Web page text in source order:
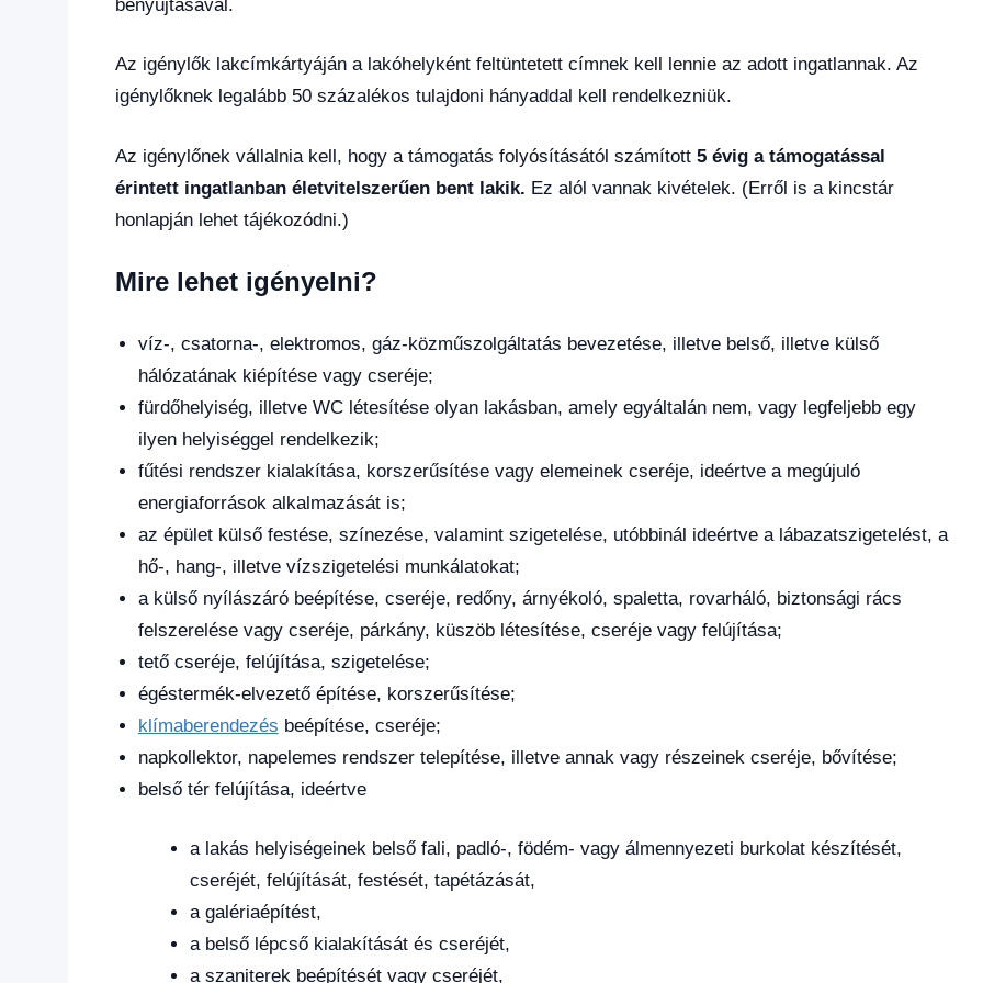
benyújtásával.
Az igénylők lakcímkártyáján a lakóhelyként feltüntetett címnek kell lennie az adott ingatlannak. Az
igénylőknek legalább 50 százalékos tulajdoni hányaddal kell rendelkezniük.
Az igénylőnek vállalnia kell, hogy a támogatás folyósításától számított 5 évig a támogatással
érintett ingatlanban életvitelszerűen bent lakik. Ez alól vannak kivételek. (Erről is a kincstár
honlapján lehet tájékozódni.)
Mire lehet igényelni?
víz-, csatorna-, elektromos, gáz-közműszolgáltatás bevezetése, illetve belső, illetve külső
hálózatának kiépítése vagy cseréje;
fürdőhelyiség, illetve WC létesítése olyan lakásban, amely egyáltalán nem, vagy legfeljebb egy
ilyen helyiséggel rendelkezik;
fűtési rendszer kialakítása, korszerűsítése vagy elemeinek cseréje, ideértve a megújuló
energiaforrások alkalmazását is;
az épület külső festése, színezése, valamint szigetelése, utóbbinál ideértve a lábazatszigetelést, a
hő-, hang-, illetve vízszigetelési munkálatokat;
a külső nyílászáró beépítése, cseréje, redőny, árnyékoló, spaletta, rovarháló, biztonsági rács
felszerelése vagy cseréje, párkány, küszöb létesítése, cseréje vagy felújítása;
tető cseréje, felújítása, szigetelése;
égéstermék-elvezető építése, korszerűsítése;
klímaberendezés beépítése, cseréje;
napkollektor, napelemes rendszer telepítése, illetve annak vagy részeinek cseréje, bővítése;
belső tér felújítása, ideértve
a lakás helyiségeinek belső fali, padló-, födém- vagy álmennyezeti burkolat készítését,
cseréjét, felújítását, festését, tapétázását,
a galériaépítést,
a belső lépcső kialakítását és cseréjét,
a szaniterek beépítését vagy cseréjét,